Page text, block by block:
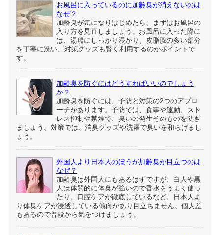
お風呂に入っているのに加齢臭が消えないのは
なぜ？
加齢臭が気になりはじめたら、まずはお風呂の
入り方を見直しましょう。お風呂に入った際に
は、湯船にしっかり浸かり、皮脂腺の多い部分
を丁寧に洗い、対策グッズも賢く利用するのがポイントで
す。
加齢臭を防ぐにはどうすればいいのでしょう
か？
加齢臭を防ぐには、予防と対策の2つのアプロ
ーチがあります。予防では、食事や運動、スト
レス抑制や禁煙で、臭いの発生そのものを防ぎ
ましょう。対策では、消臭グッズや洗濯で臭いを和らげまし
ょう。
外国人より日本人のほうが加齢臭が目立つのは
なぜ？
加齢臭は外国人にもあるはずですが、白人や黒
人は体質的に体臭が強いので香水をうまく使っ
たり、口腔ケアが徹底しているなど、日本人よ
り体臭ケアが浸透している傾向があり目立ちません。個人差
もあるので普段から気をつけましょう。